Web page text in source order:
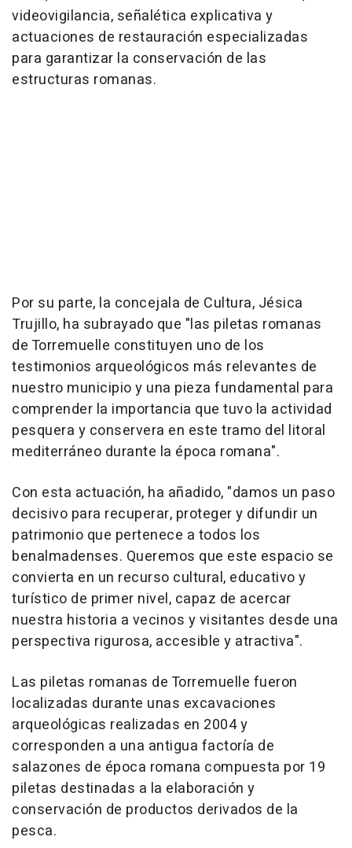
videovigilancia, señalética explicativa y
actuaciones de restauración especializadas
para garantizar la conservación de las
estructuras romanas.
Por su parte, la concejala de Cultura, Jésica
Trujillo, ha subrayado que "las piletas romanas
de Torremuelle constituyen uno de los
testimonios arqueológicos más relevantes de
nuestro municipio y una pieza fundamental para
comprender la importancia que tuvo la actividad
pesquera y conservera en este tramo del litoral
mediterráneo durante la época romana".
Con esta actuación, ha añadido, "damos un paso
decisivo para recuperar, proteger y difundir un
patrimonio que pertenece a todos los
benalmadenses. Queremos que este espacio se
convierta en un recurso cultural, educativo y
turístico de primer nivel, capaz de acercar
nuestra historia a vecinos y visitantes desde una
perspectiva rigurosa, accesible y atractiva".
Las piletas romanas de Torremuelle fueron
localizadas durante unas excavaciones
arqueológicas realizadas en 2004 y
corresponden a una antigua factoría de
salazones de época romana compuesta por 19
piletas destinadas a la elaboración y
conservación de productos derivados de la
pesca.